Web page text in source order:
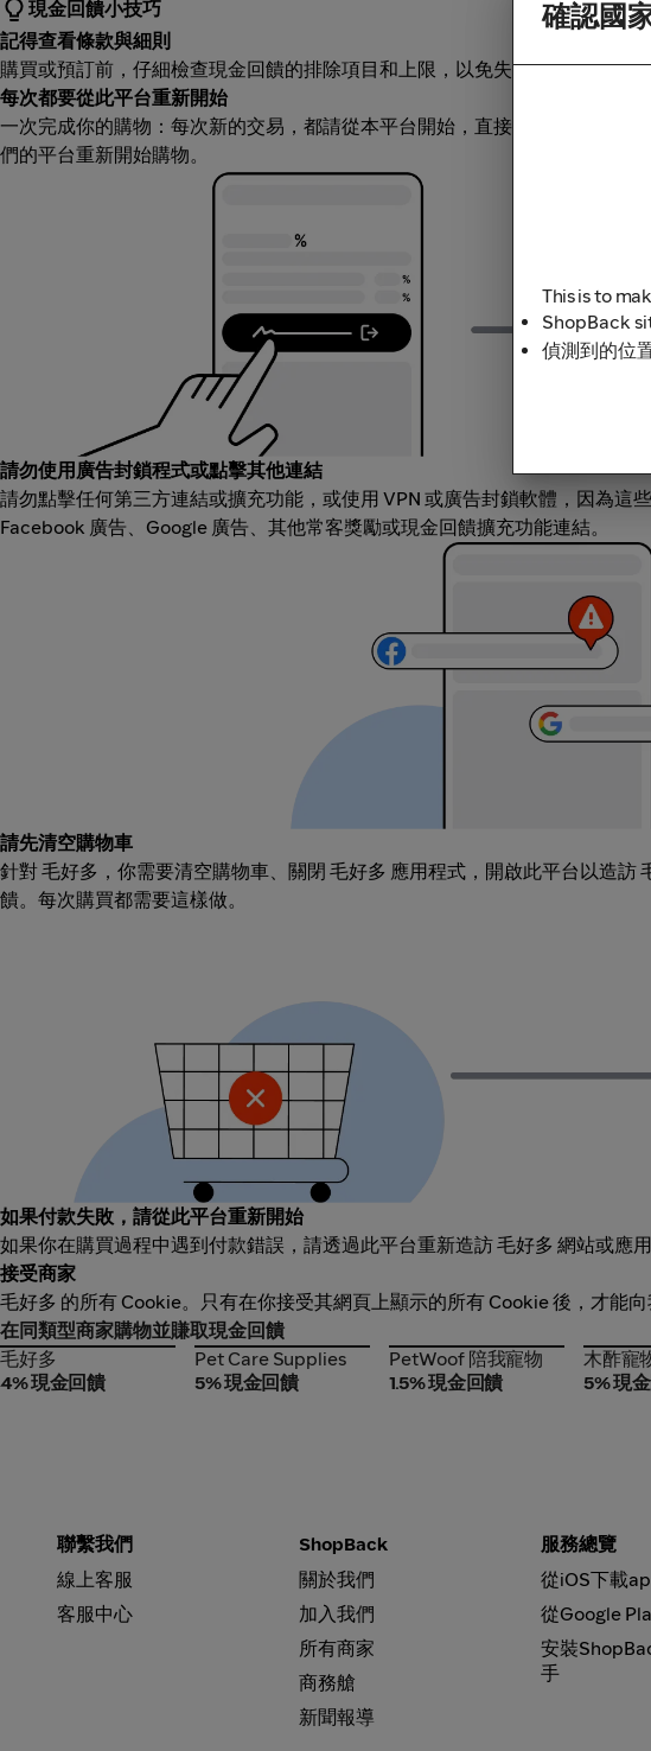
現金回饋小技巧
記得查看條款與細則
購買或預訂前，仔細檢查現金回饋的排除項目和上限，以免失望。不要忘記
每次都要從此平台重新開始
一次完成你的購物：每次新的交易，都請從本平台開始，直接造訪商家。如
們的平台重新開始購物。
請勿使用廣告封鎖程式或點擊其他連結
請勿點擊任何第三方連結或擴充功能，或使用 VPN 或廣告封鎖軟體，因為這
Facebook 廣告、Google 廣告、其他常客獎勵或現金回饋擴充功能連結。
請先清空購物車
針對 毛好多，你需要清空購物車、關閉 毛好多 應用程式，開啟此平台以造
饋。每次購買都需要這樣做。
如果付款失敗，請從此平台重新開始
如果你在購買過程中遇到付款錯誤，請透過此平台重新造訪 毛好多 網站或應
接受商家
毛好多 的所有 Cookie。只有在你接受其網頁上顯示的所有 Cookie 後，才能向
在同類型商家購物並賺取現金回饋
毛好多
毛好多
4% 現金回饋
Pet Care Supplies
Pet Care Supplies
5% 現金回饋
PetWoof 陪我寵物
PetWoof 陪我寵物
1.5% 現金回饋
木酢寵
木酢寵
5% 現
聯繫我們
線上客服
客服中心
ShopBack
關於我們
加入我們
所有商家
商務艙
新聞報導
服務總覽
從iOS下載
從Google
安裝
手
確認國
This is to
ShopBack
偵測到的位